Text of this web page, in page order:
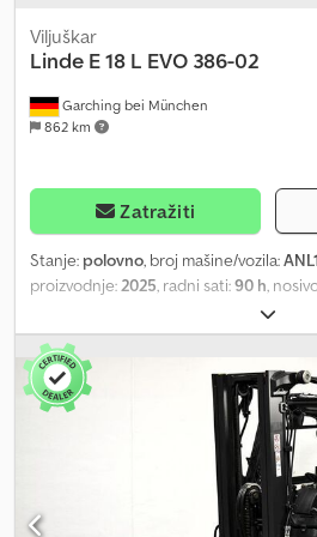
Garching bei München
862 km
Viljuškar
Linde E 18 L EVO 386-02
Zatražiti
Stanje: polovno, broj mašine/vozila:
proizvodnje:2025, radni sati:90 h,
1.520 mm
mm, tip jarma:triplex, kapacitet
48 V, širina nosivog rama viljuškara:
mm, dimenzija prednje gume:200/50-
140/55-9
, prazna masa vozila:3.637 kg,
, ukupna
, - Aquamatic na
MRC 160A - Hidraulički izvlačenje
Vozilo: dvostruka dodatna hidraulika -